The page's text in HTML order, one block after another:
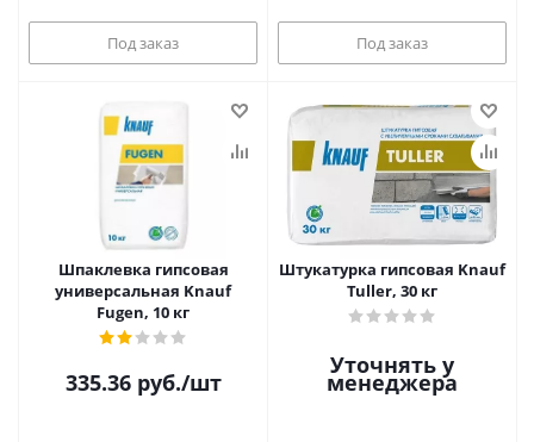
Под заказ Под заказ
Шпаклевка гипсовая
универсальная Knauf
Fugen, 10 кг
335.36руб./шт
Штукатурка гипсовая Knauf
Tuller, 30 кг
Уточнять у
менеджера